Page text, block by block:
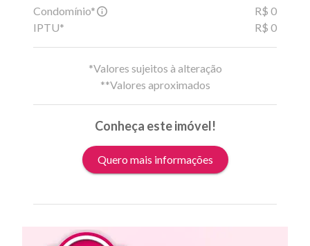
Condomínio*
R$ 0
IPTU*
R$ 0
*Valores sujeitos à alteração
**Valores aproximados
Conheça este imóvel!
Quero mais informações